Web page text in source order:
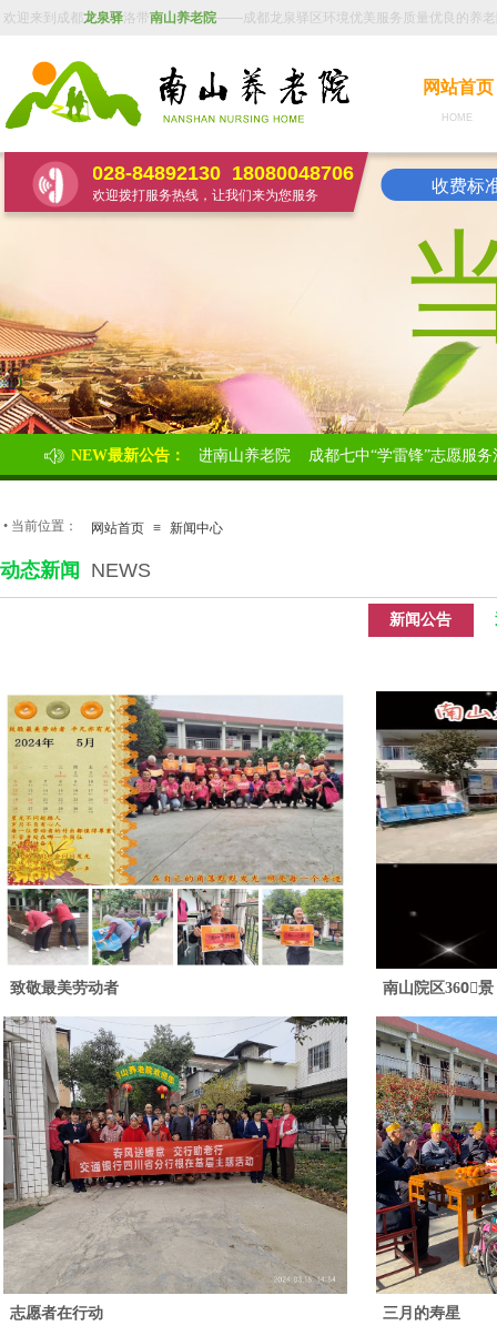
HOME
网站首页
欢迎来到成都龙泉驿洛带南山养老院——成都龙泉驿区环境优美服务质量优良的养
收费标
028-84892130 18080048706
欢迎拨打服务热线，让我们来为您服务
NEW最新公告：
“学雷锋”志愿服务活动走进南山养老院 成都七中“学雷锋”志愿服务
• 当前位置： 网站首页 ≡ 新闻中心
动态新闻 NEWS
新闻公告
致敬最美劳动者 南山院区360〬景
志愿者在行动 三月的寿星